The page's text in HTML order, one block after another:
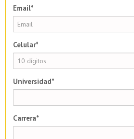
Email*
Celular*
Universidad*
Carrera*